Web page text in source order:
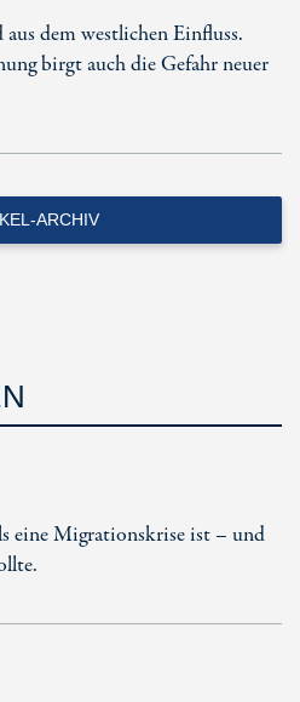
dem westlichen Einfluss.
birgt auch die Gefahr neuer
ARCHIV
eine Migrationskrise ist – und